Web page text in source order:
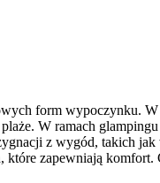
form wypoczynku.
W ramach
z wygód, takich jak
zapewniają